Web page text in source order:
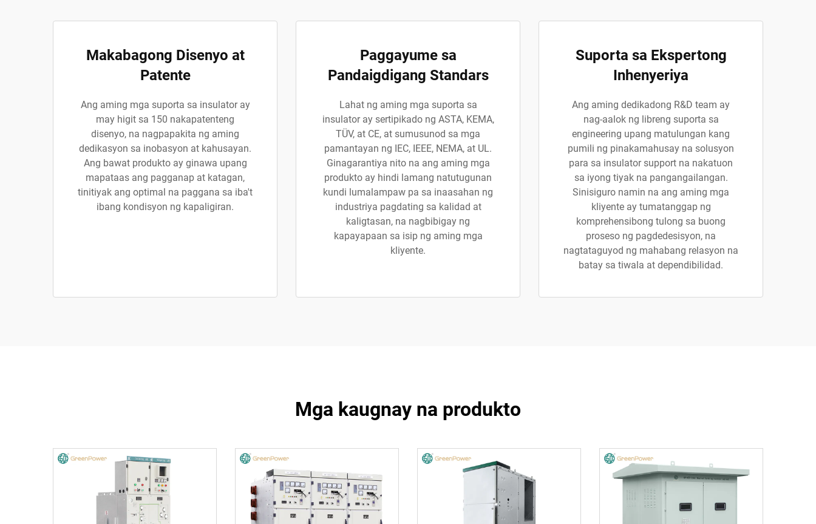
Makabagong Disenyo at
Patente
Ang aming mga suporta sa insulator ay
may higit sa 150 nakapatenteng
disenyo, na nagpapakita ng aming
dedikasyon sa inobasyon at kahusayan.
Ang bawat produkto ay ginawa upang
mapataas ang pagganap at katagan,
tinitiyak ang optimal na paggana sa iba't
ibang kondisyon ng kapaligiran.
Paggayume sa
Pandaigdigang Standars
Lahat ng aming mga suporta sa
insulator ay sertipikado ng ASTA, KEMA,
TÜV, at CE, at sumusunod sa mga
pamantayan ng IEC, IEEE, NEMA, at UL.
Ginagarantiya nito na ang aming mga
produkto ay hindi lamang natutugunan
kundi lumalampaw pa sa inaasahan ng
industriya pagdating sa kalidad at
kaligtasan, na nagbibigay ng
kapayapaan sa isip ng aming mga
kliyente.
Suporta sa Ekspertong
Inhenyeriya
Ang aming dedikadong R&D team ay
nag-aalok ng libreng suporta sa
engineering upang matulungan kang
pumili ng pinakamahusay na solusyon
para sa insulator support na nakatuon
sa iyong tiyak na pangangailangan.
Sinisiguro namin na ang aming mga
kliyente ay tumatanggap ng
komprehensibong tulong sa buong
proseso ng pagdedesisyon, na
nagtataguyod ng mahabang relasyon na
batay sa tiwala at dependibilidad.
Mga kaugnay na produkto